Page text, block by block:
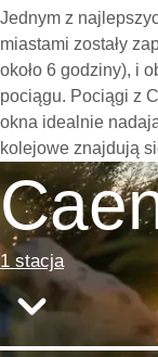
Jednym z
miastami zostały
około 6 godziny), i
pociągu. Pociągi z
okna idealnie
kolejowe znajdują
1 stacja